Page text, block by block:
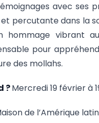
avec ses
percutante dans la
hommage vibrant
pour
des mollahs.
?Mercredi 19 février à
de l’Amérique